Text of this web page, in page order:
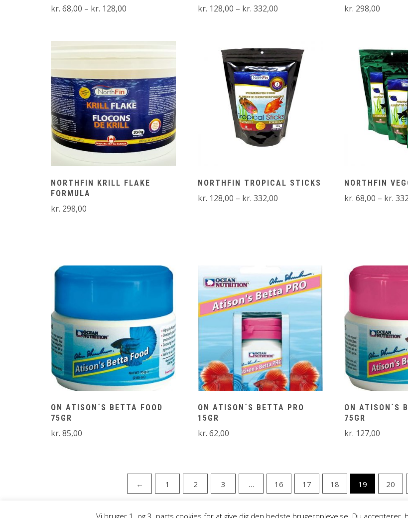
kr. 68,00 – kr. 128,00
kr. 128,00
kr. 128,00 – kr. 332,00Prisinterval:
kr. 298,00
NORTHFIN KRILL FLAKE
FORMULA
kr. 298,00
NORTHFIN TROPICAL STICKS
kr. 128,00 – kr. 332,00Prisinterval:
NORTHFIN
kr. 68,00 – kr.
ON ATISON´S BETTA FOOD
75GR
kr. 85,00
ON ATISON´S BETTA PRO
15GR
kr. 62,00
ON ATISON´S
75GR
kr. 127,00
← 1 2 3 … 16 17 18 19 20
Vi bruger 1. og 3. parts cookies for at give dig den bedste brugeroplevelse. Du accepterer,